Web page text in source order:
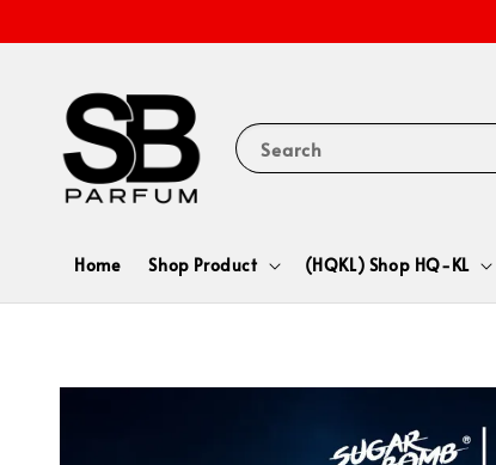
Search
Home Shop Product (HQKL) Shop HQ-KL